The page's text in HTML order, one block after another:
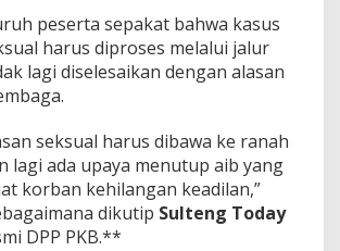
peserta sepakat bahwa kasus
harus diproses melalui jalur
lagi diselesaikan dengan alasan
seksual harus dibawa ke ranah
lagi ada upaya menutup aib yang
korban kehilangan keadilan,”
dikutip Sulteng Today
DPP PKB.**